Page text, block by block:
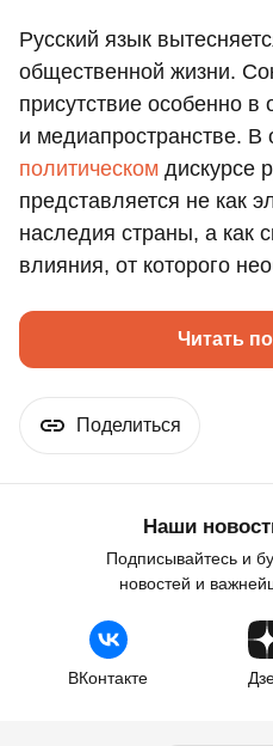
Русский язык
общественной жизни.
присутствие особенно
и медиапространстве. В
политическом дискурсе
представляется не как
наследия страны, а как
влияния, от которого
Читать
Поделиться
Наши
Подписывайтесь и
новостей и
ВКонтакте